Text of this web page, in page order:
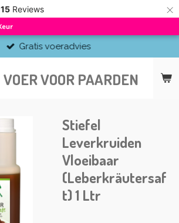
15 Reviews ×
VOER VOOR PAARDEN
Gratis voeradvies
Stiefel
Leverkruiden
Vloeibaar
(Leberkräutersaf
t) 1 Ltr